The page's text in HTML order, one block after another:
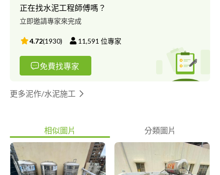
正在找水泥工程師傅嗎？
立即邀請專家來完成
4.72(1930) 11,591 位專家
免費找專家
更多泥作/水泥施工
相似圖片 分類圖片